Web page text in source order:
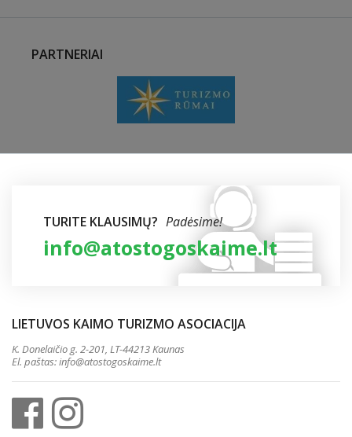
PARTNERIAI
TURITE KLAUSIMŲ? Padėsime!
info@atostogoskaime.lt
LIETUVOS KAIMO TURIZMO ASOCIACIJA
K. Donelaičio g. 2-201, LT-44213 Kaunas
El. paštas:info@atostogoskaime.lt